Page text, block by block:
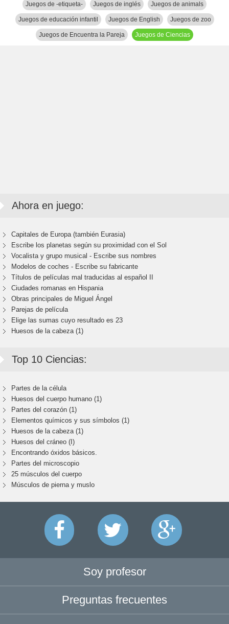
Juegos de -etiqueta- Juegos de inglés Juegos de animals
Juegos de educación infantil Juegos de English Juegos de zoo
Juegos de Encuentra la Pareja Juegos de Ciencias
Ahora en juego:
Capitales de Europa (también Eurasia)
Escribe los planetas según su proximidad con el Sol
Vocalista y grupo musical - Escribe sus nombres
Modelos de coches - Escribe su fabricante
Títulos de películas mal traducidas al español II
Ciudades romanas en Hispania
Obras principales de Miguel Ángel
Parejas de película
Elige las sumas cuyo resultado es 23
Huesos de la cabeza (1)
Top 10 Ciencias:
Partes de la célula
Huesos del cuerpo humano (1)
Partes del corazón (1)
Elementos químicos y sus símbolos (1)
Huesos de la cabeza (1)
Huesos del cráneo (I)
Encontrando óxidos básicos.
Partes del microscopio
25 músculos del cuerpo
Músculos de pierna y muslo
Soy profesor
Preguntas frecuentes